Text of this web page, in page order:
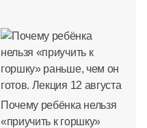
Почему ребёнка нельзя
«приучить к горшку»